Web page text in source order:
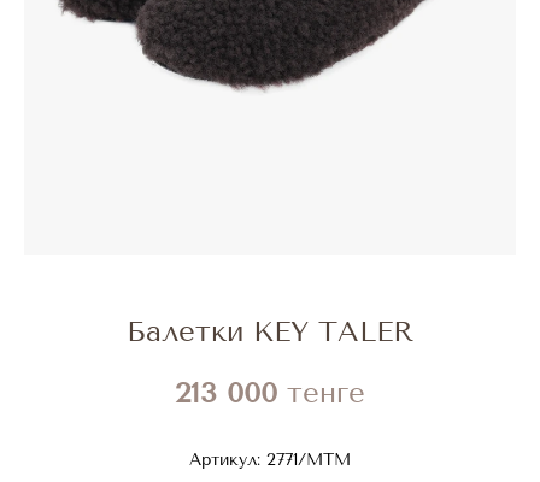
Балетки KEY TALER
213 000 тенге
Артикул: 2771/MTM